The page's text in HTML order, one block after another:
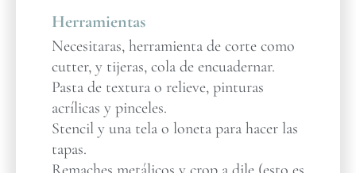
Herramientas
Necesitaras, herramienta de corte como
cutter, y tijeras, cola de encuadernar.
Pasta de textura o relieve, pinturas
acrílicas y pinceles.
Stencil y una tela o loneta para hacer las
tapas.